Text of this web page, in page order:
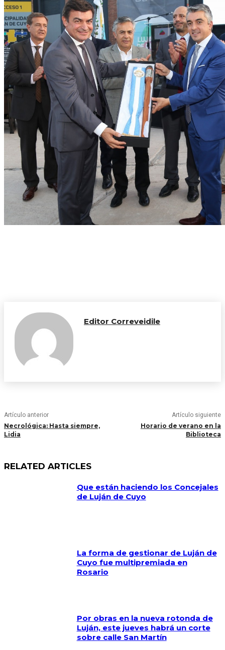
Editor Correveidile
Artículo anterior
Necrológica: Hasta siempre,
Lidia
Artículo siguiente
Horario de verano en la
Biblioteca
RELATED ARTICLES
Que están haciendo los Concejales
de Luján de Cuyo
La forma de gestionar de Luján de
Cuyo fue multipremiada en
Rosario
Por obras en la nueva rotonda de
Luján, este jueves habrá un corte
sobre calle San Martín